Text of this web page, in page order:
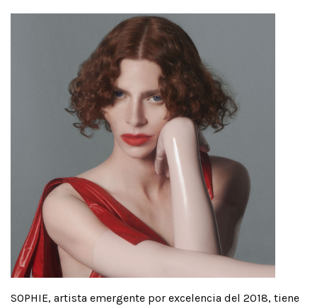
SOPHIE, artista emergente por excelencia del 2018, tiene